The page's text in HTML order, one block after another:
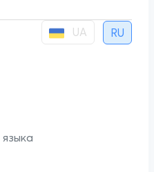
UA RU